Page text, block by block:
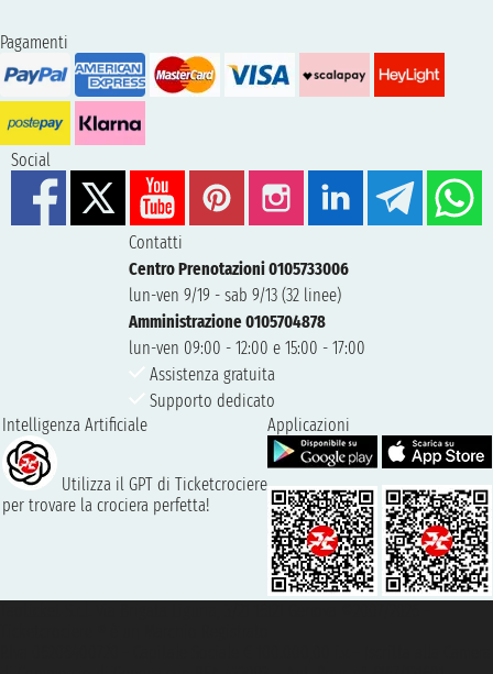
Pagamenti
Social
Contatti
Centro Prenotazioni 0105733006
lun-ven 9/19 - sab 9/13 (32 linee)
Amministrazione 0105704878
lun-ven 09:00 - 12:00 e 15:00 - 17:00
Assistenza gratuita
Supporto dedicato
Intelligenza Artificiale
Utilizza il GPT di Ticketcrociere
per trovare la crociera perfetta!
Applicazioni